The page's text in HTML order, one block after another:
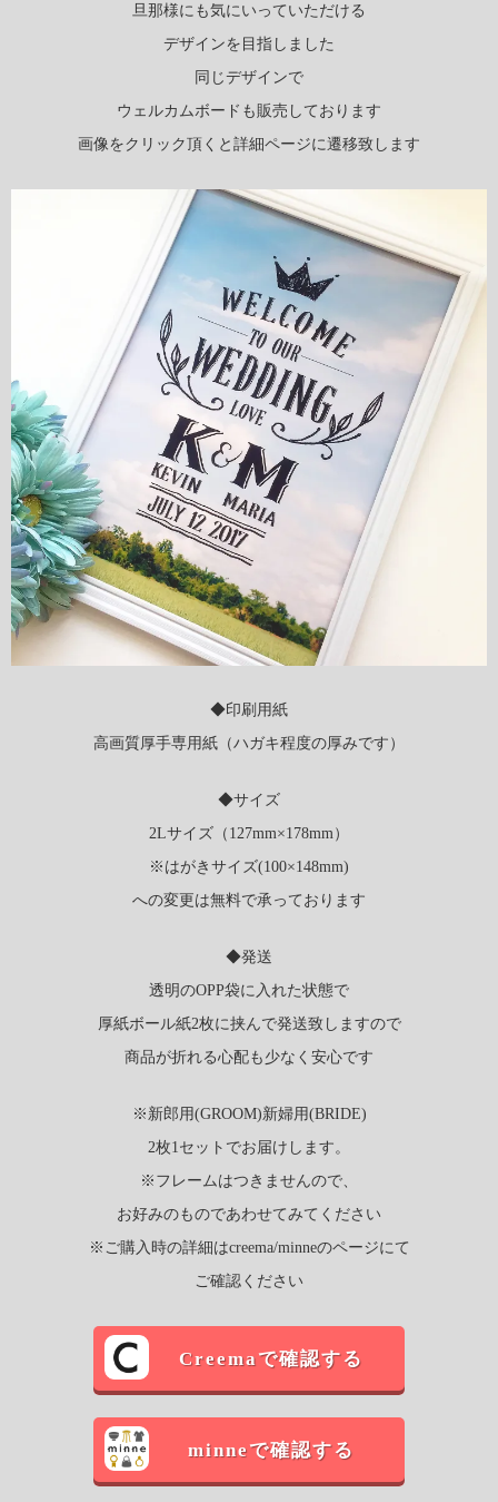
旦那様にも気にいっていただける
デザインを目指しました
同じデザインで
ウェルカムボードも販売しております
画像をクリック頂くと詳細ページに遷移致します
◆印刷用紙
高画質厚手専用紙（ハガキ程度の厚みです）
◆サイズ
2Lサイズ（127mm×178mm）
※はがきサイズ(100×148mm)
への変更は無料で承っております
◆発送
透明のOPP袋に入れた状態で
厚紙ボール紙2枚に挟んで発送致しますので
商品が折れる心配も少なく安心です
※新郎用(GROOM)新婦用(BRIDE)
2枚1セットでお届けします。
※フレームはつきませんので、
お好みのものであわせてみてください
※ご購入時の詳細はcreema/minneのページにて
ご確認ください
Creemaで確認する
minneで確認する